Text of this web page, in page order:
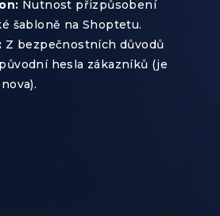
Nutnost přizpůsobení
šabloně na Shoptetu.
Z bezpečnostních důvodů
hesla zákazníků (je